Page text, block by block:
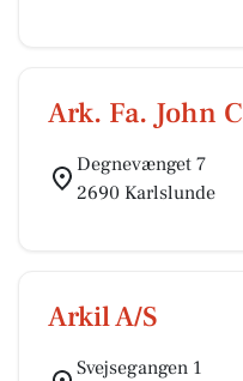
Ark. Fa. John
Degnevænget 7
2690 Karlslunde
Arkil A/S
Svejsegangen 1